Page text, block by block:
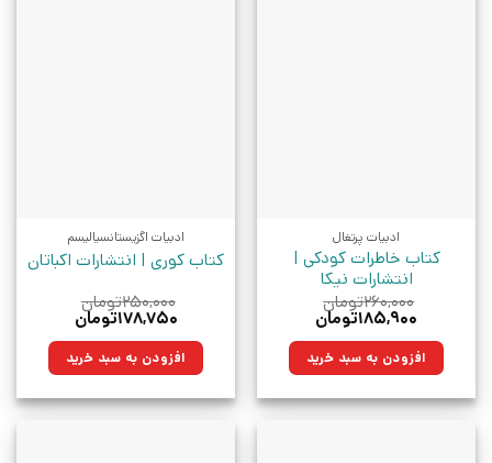
ادبیات پرتغال
کتاب خاطرات کودکی |
انتشارات نیکا
۲۶۰,۰۰۰تومان
قیمت
۲۶۰,۰۰۰تومان
بود.
۱۸۵,۹۰۰تومان
۱۸۵,۹۰۰تومان.افزودن به سبد خرید
ادبیات اگزیستانسیالیسم
کتاب کوری | انتشارات اکباتان
۲۵۰,۰۰۰تومان
قیمت
۲۵۰,۰۰۰تومان
بود.
۱۷۸,۷۵۰تومان
۱۷۸,۷۵۰تومان.افزودن به سبد خرید